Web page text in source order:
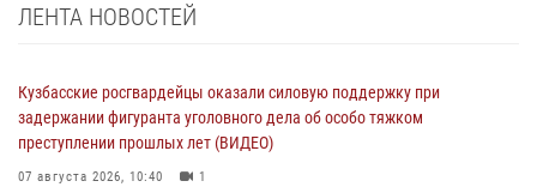
ЛЕНТА НОВОСТЕЙ
Кузбасские росгвардейцы оказали силовую поддержку при
задержании фигуранта уголовного дела об особо тяжком
преступлении прошлых лет (ВИДЕО)
07 августа 2026, 10:40 1